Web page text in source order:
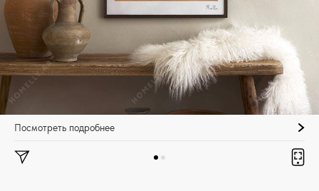
Посмотреть подробнее